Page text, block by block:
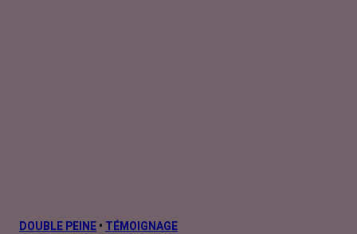
DOUBLE PEINE • TÉMOIGNAGE